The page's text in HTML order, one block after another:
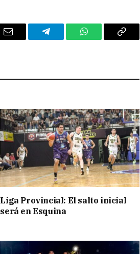
Email Telegram WhatsAppCopy
Liga Provincial: El salto inicial
será en Esquina